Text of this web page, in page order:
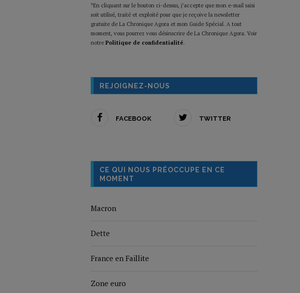
*En cliquant sur le bouton ci-dessus, j’accepte que mon e-mail saisi
soit utilisé, traité et exploité pour que je reçoive la newsletter
gratuite de La Chronique Agora et mon Guide Spécial. A tout
moment, vous pourrez vous désinscrire de La Chronique Agora. Voir
notre Politique de confidentialité.
REJOIGNEZ-NOUS
FACEBOOK TWITTER
CE QUI NOUS PRÉOCCUPE EN CE
MOMENT
Macron
Dette
France en Faillite
Zone euro